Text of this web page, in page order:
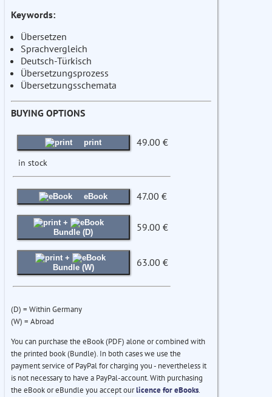
Keywords:
Übersetzen
Sprachvergleich
Deutsch-Türkisch
Übersetzungsprozess
Übersetzungsschemata
BUYING OPTIONS
print 49.00 €
in stock
eBook 47.00 €
+
Bundle (D)
59.00 €
+
Bundle (W)
63.00 €
(D) = Within Germany
(W) = Abroad
You can purchase the eBook (PDF) alone or combined with
the printed book (Bundle). In both cases we use the
payment service of PayPal for charging you - nevertheless it
is not necessary to have a PayPal-account. With purchasing
the eBook or eBundle you accept ourlicence for eBooks.